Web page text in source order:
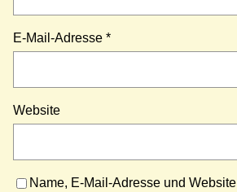
E-Mail-Adresse *
Website
Name, E-Mail-Adresse und